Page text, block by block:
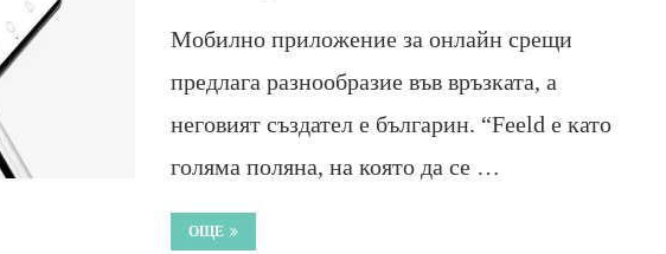
Мобилно приложение за онлайн срещи
предлага разнообразие във връзката, а
неговият създател е българин. “Feeld е като
голяма поляна, на която да се …
ОЩЕ